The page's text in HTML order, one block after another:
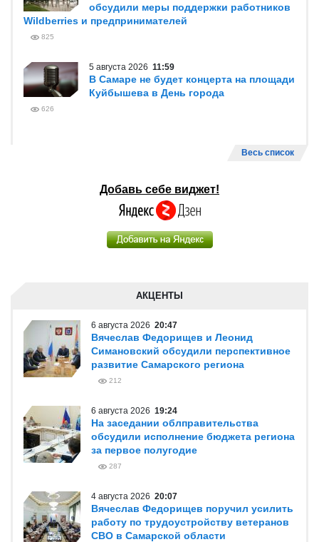
обсудили меры поддержки работников
Wildberries и предпринимателей
825
5 августа 2026 11:59
В Самаре не будет концерта на площади
Куйбышева в День города
626
Весь список
Добавь себе виджет!
АКЦЕНТЫ
6 августа 2026 20:47
Вячеслав Федорищев и Леонид
Симановский обсудили перспективное
развитие Самарского региона
212
6 августа 2026 19:24
На заседании облправительства
обсудили исполнение бюджета региона
за первое полугодие
287
4 августа 2026 20:07
Вячеслав Федорищев поручил усилить
работу по трудоустройству ветеранов
СВО в Самарской области